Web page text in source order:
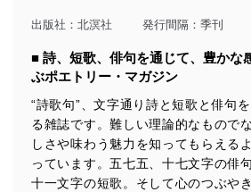
出版社： 北溟社 発行間隔：季刊
■ 詩、短歌、俳句を通じて、豊かな
ぶポエトリー・マガジン
“詩歌句”、文字通り詩と短歌と俳句
る雑誌です。難しい理論的なもので
しさや味わう魅力を知ってもらえる
っています。五七五、十七文字の俳
十一文字の短歌。そして心のつぶや